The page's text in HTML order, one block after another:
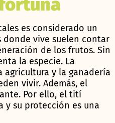
es considerado un
donde vive suelen contar
de los frutos. Sin
la especie. La
y la ganadería
vivir. Además, el
Por ello, el tití
y su protección es una